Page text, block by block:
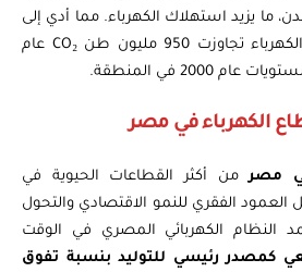
ما يزيد استهلاك الكهرباء. مما أدي إلى
أن الانبعاثات من قطاع الكهرباء تجاوزت 950 مليون طن CO₂ عام
الكهرباء في مصر
مصرمن أكثر القطاعات الحيوية في
الفقري للنمو الاقتصادي والتحول
النظام الكهربائي المصري في الوقت
كمصدر رئيسي للتوليد بنسبة تفوق